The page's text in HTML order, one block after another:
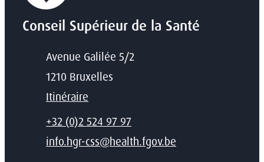
Conseil Supérieur de la Santé
AdresseAvenue Galilée 5/2
,1210 Bruxelles
Itinéraire
+32 (0)2 524 97 97
E-mailinfo.hgr-css@health.fgov.be